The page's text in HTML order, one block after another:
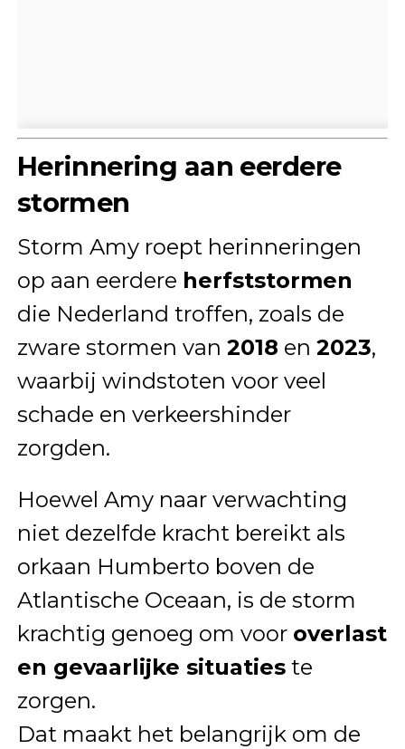
Herinnering aan eerdere
stormen
Storm Amy roept herinneringen
op aan eerdere herfststormen
die Nederland troffen, zoals de
zware stormen van 2018 en 2023,
waarbij windstoten voor veel
schade en verkeershinder
zorgden.
Hoewel Amy naar verwachting
niet dezelfde kracht bereikt als
orkaan Humberto boven de
Atlantische Oceaan, is de storm
krachtig genoeg om voor overlast
en gevaarlijke situatieste
zorgen.
Dat maakt het belangrijk om de